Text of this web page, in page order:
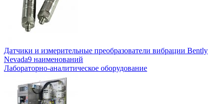
Датчики и измерительные преобразователи вибрации Bently
Nevada9 наименований
Лабораторно-аналитическое оборудование